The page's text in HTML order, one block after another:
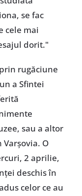
se fac
cele mai
dorit."
rugăciune
a Sfintei
sau a altor
O
2 aprilie,
deschis în
celor ce au